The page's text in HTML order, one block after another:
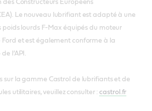
des Constructeurs Européens
Le nouveau lubrifiant est adapté à une
poids lourds F-Max équipés du moteur
Ford et est également conforme à la
l’API.
sur la gamme Castrol de lubrifiants et de
utilitaires, veuillez consulter :castrol.fr